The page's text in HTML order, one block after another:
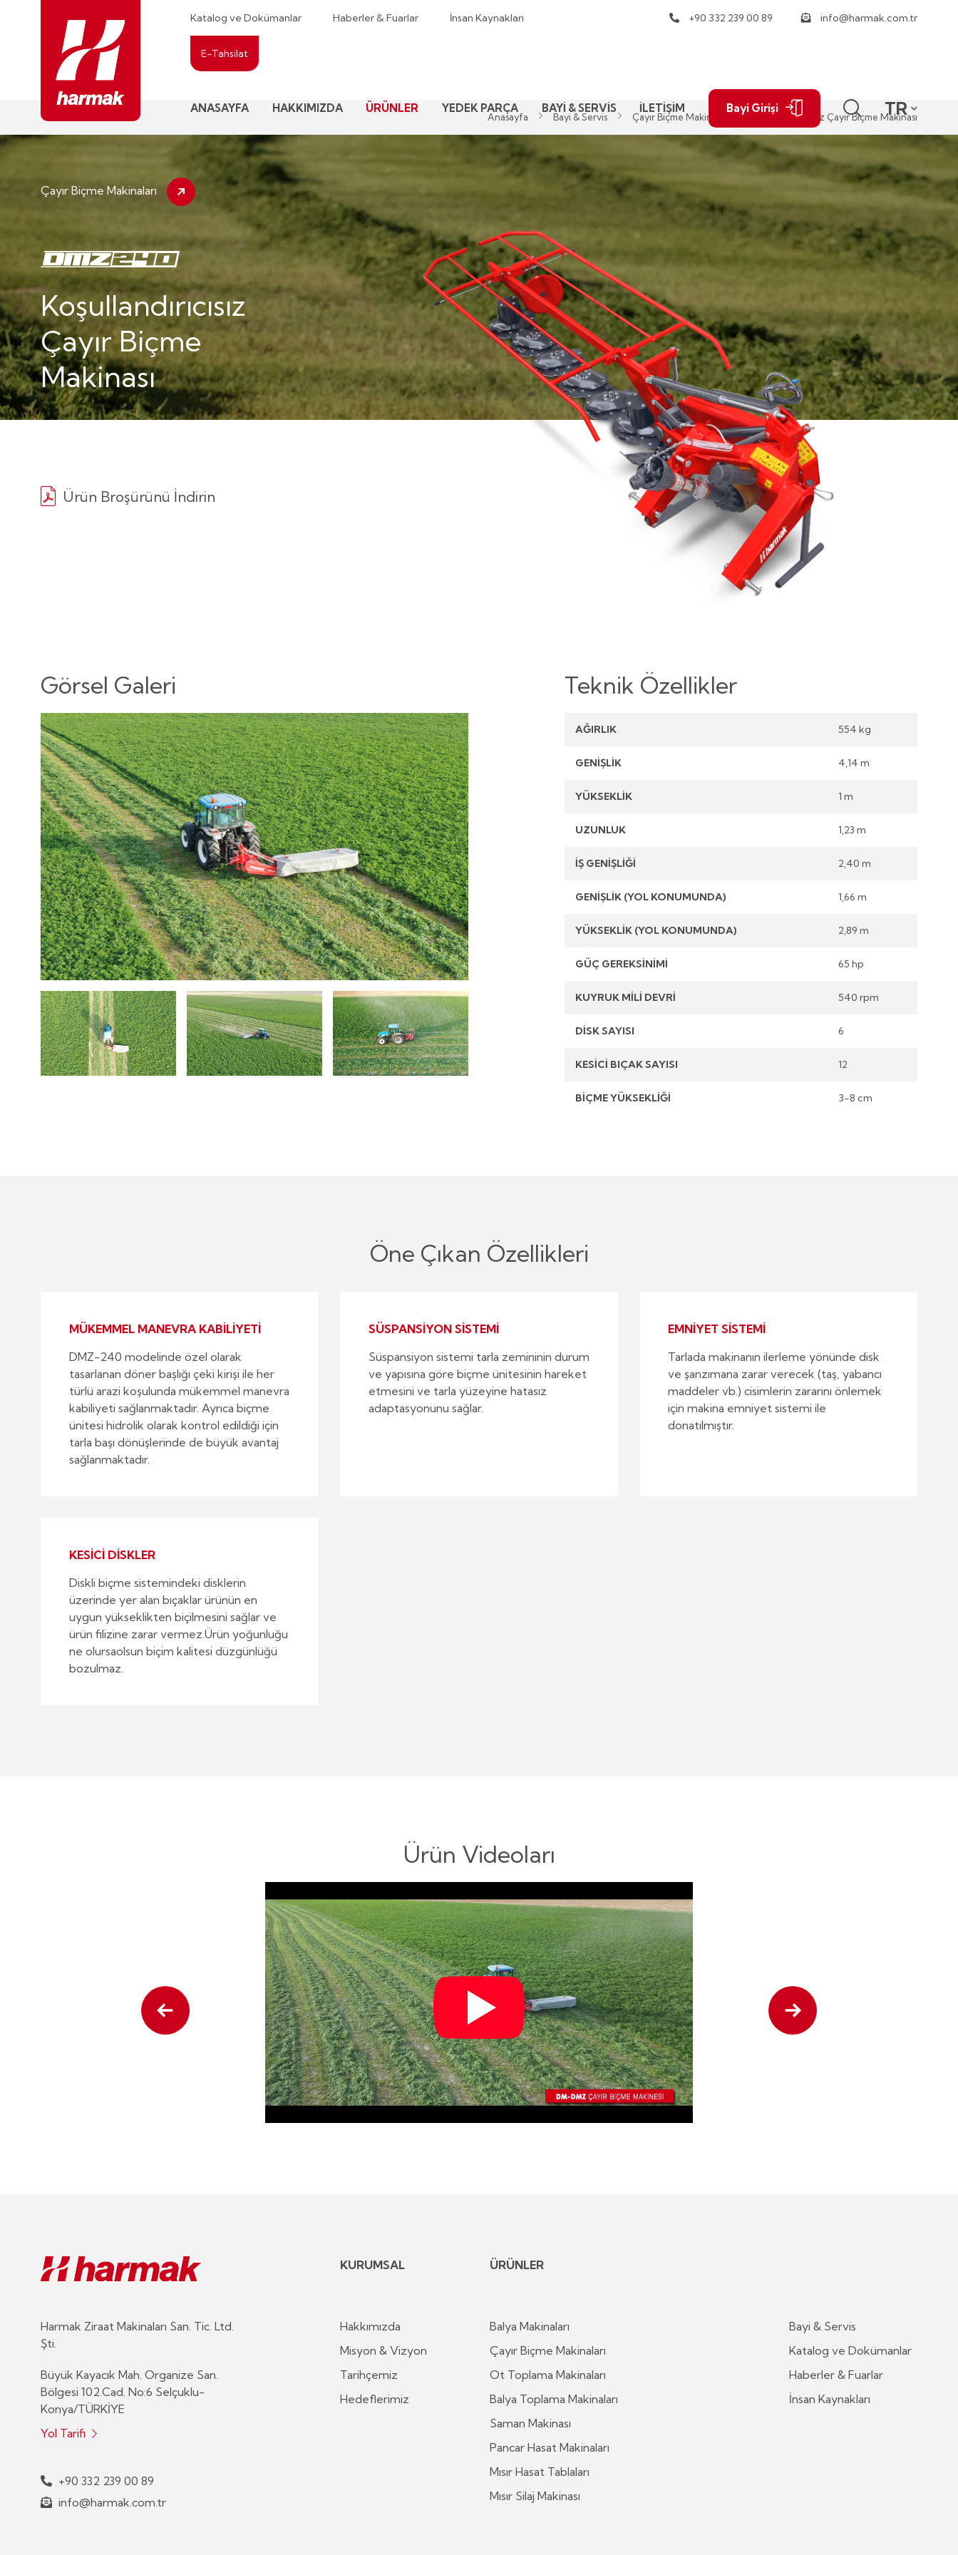
Katalog ve Dokümanlar Haberler & Fuarlar İnsan Kaynakları
E-Tahsilat
+90 332 239 00 89 info@harmak.com.tr
ANASAYFA HAKKIMIZDA ÜRÜNLER YEDEK PARÇA BAYİ & SERVİS İLETİŞİM Bayi Girişi TR
Anasayfa Bayi & Servis Çayır Biçme Makinaları Koşullandırıcısız Çayır Biçme Makinası
Çayır Biçme Makinaları
Koşullandırıcısız
Çayır Biçme
Makinası
Ürün Broşürünü İndirin
Görsel Galeri Teknik Özellikler
AĞIRLIK 554 kg
GENİŞLİK 4,14 m
YÜKSEKLİK 1 m
UZUNLUK 1,23 m
İŞ GENİŞLİĞİ 2,40 m
GENİŞLİK (YOL KONUMUNDA) 1,66 m
YÜKSEKLİK (YOL KONUMUNDA) 2,89 m
GÜÇ GEREKSİNİMİ 65 hp
KUYRUK MİLİ DEVRİ 540 rpm
DİSK SAYISI 6
KESİCİ BIÇAK SAYISI 12
BİÇME YÜKSEKLİĞİ 3-8 cm
Öne Çıkan Özellikleri
MÜKEMMEL MANEVRA KABİLİYETİ
DMZ-240 modelinde özel olarak
tasarlanan döner başlığı çeki kirişi ile her
türlü arazi koşulunda mükemmel manevra
kabiliyeti sağlanmaktadır. Ayrıca biçme
ünitesi hidrolik olarak kontrol edildiği için
tarla başı dönüşlerinde de büyük avantaj
sağlanmaktadır.
SÜSPANSİYON SİSTEMİ
Süspansiyon sistemi tarla zemininin durum
ve yapısına göre biçme ünitesinin hareket
etmesini ve tarla yüzeyine hatasız
adaptasyonunu sağlar.
EMNİYET SİSTEMİ
Tarlada makinanın ilerleme yönünde disk
ve şanzımana zarar verecek (taş, yabancı
maddeler vb.) cisimlerin zararını önlemek
için makina emniyet sistemi ile
donatılmıştır.
KESİCİ DİSKLER
Diskli biçme sistemindeki disklerin
üzerinde yer alan bıçaklar ürünün en
uygun yükseklikten biçilmesini sağlar ve
ürün filizine zarar vermez.Ürün yoğunluğu
ne olursaolsun biçim kalitesi düzgünlüğü
bozulmaz.
Ürün Videoları
Harmak Ziraat Makinaları San. Tic. Ltd.
Şti.
Büyük Kayacık Mah. Organize San.
Bölgesi 102.Cad. No:6 Selçuklu-
Konya/TÜRKİYE
Yol Tarifi
+90 332 239 00 89
info@harmak.com.tr
KURUMSAL
Hakkımızda
Misyon & Vizyon
Tarihçemiz
Hedeflerimiz
ÜRÜNLER
Balya Makinaları
Çayır Biçme Makinaları
Ot Toplama Makinaları
Balya Toplama Makinaları
Saman Makinası
Pancar Hasat Makinaları
Mısır Hasat Tablaları
Mısır Silaj Makinası
Bayi & Servis
Katalog ve Dokümanlar
Haberler & Fuarlar
İnsan Kaynakları